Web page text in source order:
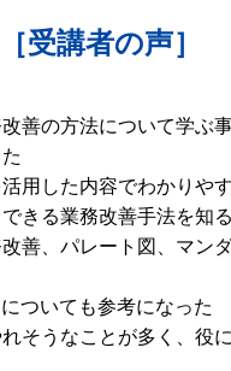
［受講者の声］
改善の方法について学ぶ
活用した内容でわかりや
できる業務改善手法を知
改善、パレート図、マン
ついても参考になった
れそうなことが多く、役